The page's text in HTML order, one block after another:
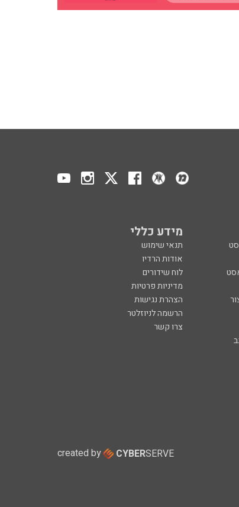
מידע כללי
תנאי שימוש
אודות הרדיו
לוח שידורים
מדיניות פרטיות
הצהרת נגישות
הרשמה לניוזלטר
צרו קשר
created by CYBERSERVE